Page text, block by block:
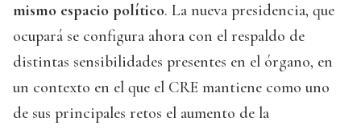
mismo espacio político. La nueva presidencia, que
ocupará se configura ahora con el respaldo de
distintas sensibilidades presentes en el órgano, en
un contexto en el que el CRE mantiene como uno
de sus principales retos el aumento de la